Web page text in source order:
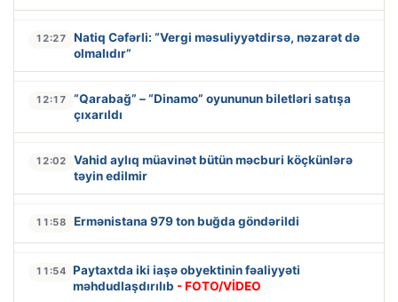
12:27
Natiq Cəfərli: “Vergi məsuliyyətdirsə, nəzarət də
olmalıdır”
12:17
“Qarabağ” – “Dinamo” oyununun biletləri satışa
çıxarıldı
12:02
Vahid aylıq müavinət bütün məcburi köçkünlərə
təyin edilmir
11:58 Ermənistana 979 ton buğda göndərildi
11:54 Paytaxtda iki iaşə obyektinin fəaliyyəti
məhdudlaşdırılıb - FOTO/VİDEO